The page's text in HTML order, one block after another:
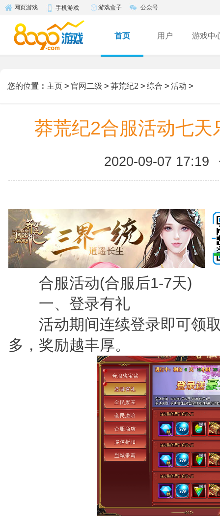
网页游戏 手机游戏 游戏盒子 公众号
首页 用户 游戏中
您的位置 ： 主页 > 官网二级 > 莽荒纪2 > 综合 > 活动 >
莽荒纪2合服活动七
2020-09-07 17:19
合服活动(合服后1-7天)
一、登录有礼
活动期间连续登录即可领取
多，奖励越丰厚。